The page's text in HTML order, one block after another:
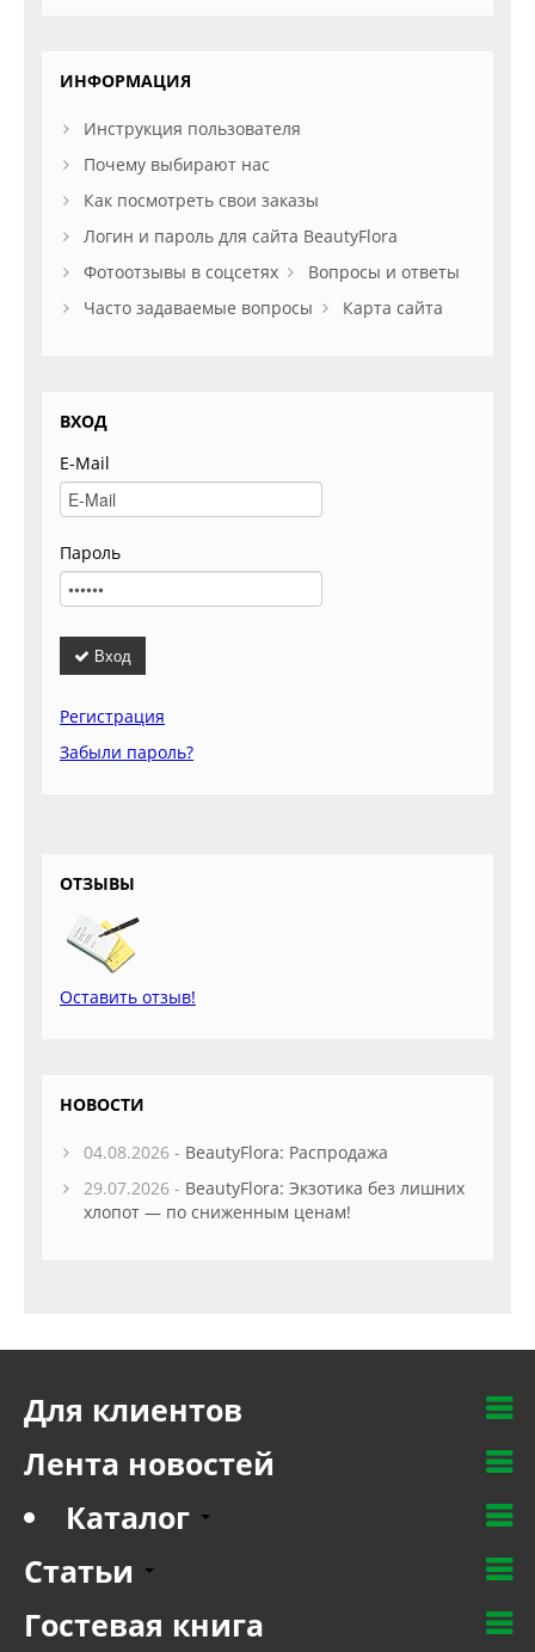
ИНФОРМАЦИЯ
Инструкция пользователя
Почему выбирают нас
Как посмотреть свои заказы
Логин и пароль для сайта BeautyFlora
Фотоотзывы в соцсетях
Вопросы и ответы
Часто задаваемые вопросы
Карта сайта
ВХОД
E-Mail
Пароль
Вход
Регистрация
Забыли пароль?
ОТЗЫВЫ
Оставить отзыв!
НОВОСТИ
04.08.2026 - BeautyFlora: Распродажа
29.07.2026 - BeautyFlora: Экзотика без лишних
хлопот — по сниженным ценам!
Для клиентов
Лента новостей
Каталог
Статьи
Гостевая книга